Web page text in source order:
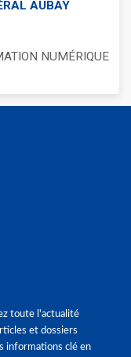
AUBAY
NUMÉRIQUE
toute l'actualité
et dossiers
informations clé en